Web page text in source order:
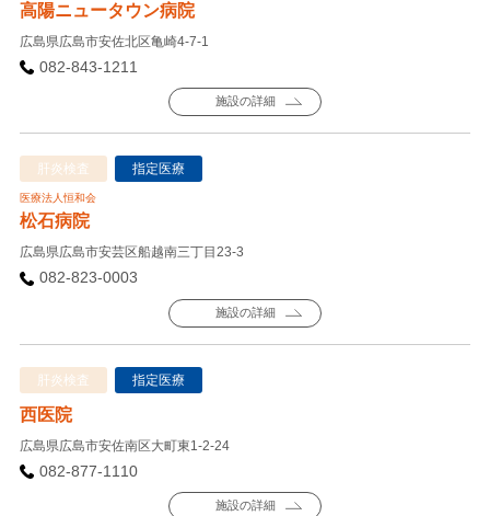
高陽ニュータウン病院
広島県広島市安佐北区亀崎4-7-1
082-843-1211
施設の詳細
肝炎検査 指定医療
医療法人恒和会
松石病院
広島県広島市安芸区船越南三丁目23-3
082-823-0003
施設の詳細
肝炎検査 指定医療
西医院
広島県広島市安佐南区大町東1-2-24
082-877-1110
施設の詳細